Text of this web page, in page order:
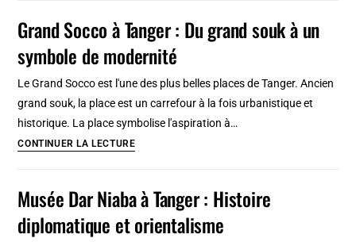
de
Hafa
Tanger
belle
sur
le
détroit
Grand Socco à Tanger : Du grand souk à un
symbole de modernité
Le Grand Socco est l'une des plus belles places de Tanger. Ancien
grand souk, la place est un carrefour à la fois urbanistique et
historique. La place symbolise l'aspiration à…
CONTINUER LA LECTUREGrand
Tanger
:
Musée Dar Niaba à Tanger : Histoire
diplomatique et orientalisme